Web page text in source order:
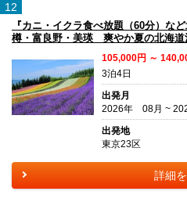
12
『カニ・イクラ食べ放題（60分）
樽・富良野・美瑛 爽やか夏の北海道
105,000円 ～
3泊4日
出発月
2026年 08月 ~
出発地
東京23区
詳細